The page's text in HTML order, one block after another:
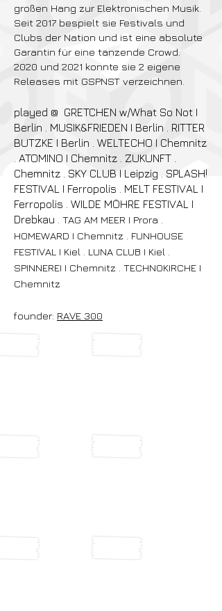
großen Hang zur Elektronischen Musik.
Seit 2017 bespielt sie Festivals und
Clubs der Nation und ist eine absolute
Garantin für eine tanzende Crowd.
2020 und 2021 konnte sie 2 eigene
Releases mit GSPNST verzeichnen.
played @ GRETCHEN w/What So Not I
Berlin . MUSIK&FRIEDEN I Berlin . RITTER
BUTZKE I Berlin . WELTECHO I Chemnitz
. ATOMINO I Chemnitz . ZUKUNFT .
Chemnitz . SKY CLUB I Leipzig . SPLASH!
FESTIVAL I Ferropolis . MELT FESTIVAL I
Ferropolis . WILDE MÖHRE FESTIVAL I
Drebkau
TAG AM MEER I Prora .
HOMEWARD I Chemnitz . FUNHOUSE
FESTIVAL I Kiel . LUNA CLUB I Kiel .
SPINNEREI I Chemnitz . TECHNOKIRCHE I
Chemnitz
founder: RAVE 300